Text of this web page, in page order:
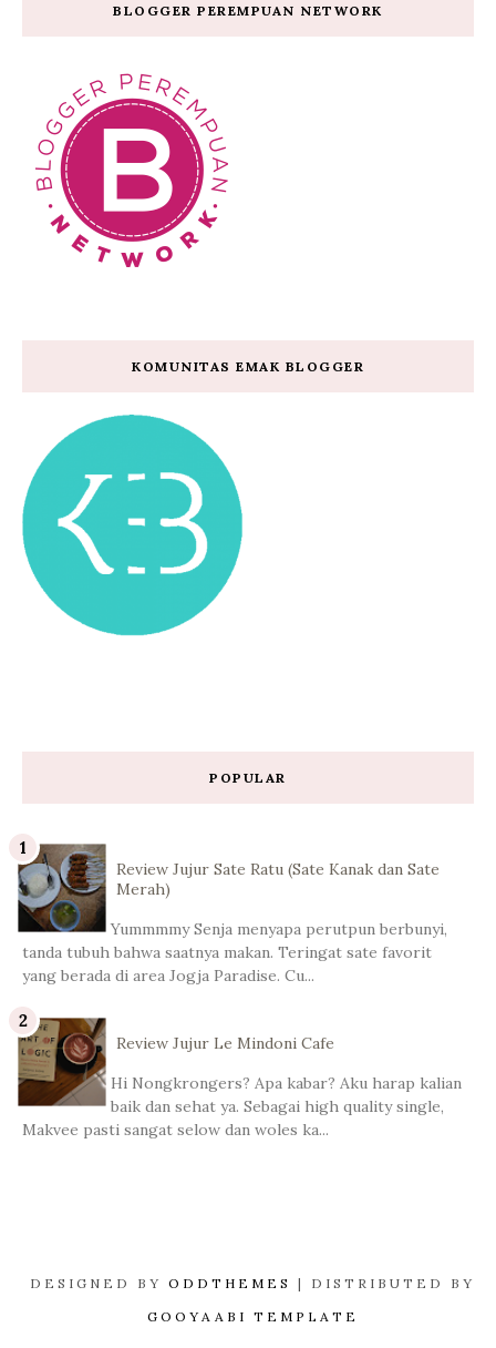
BLOGGER PEREMPUAN NETWORK
KOMUNITAS EMAK BLOGGER
POPULAR
Review Jujur Sate Ratu (Sate Kanak dan Sate
Merah)
Yummmmy Senja menyapa perutpun berbunyi,
tanda tubuh bahwa saatnya makan. Teringat sate favorit
yang berada di area Jogja Paradise. Cu...
Review Jujur Le Mindoni Cafe
Hi Nongkrongers? Apa kabar? Aku harap kalian
baik dan sehat ya. Sebagai high quality single,
Makvee pasti sangat selow dan woles ka...
DESIGNED BYODDTHEMES
| DISTRIBUTED BY
GOOYAABI TEMPLATE